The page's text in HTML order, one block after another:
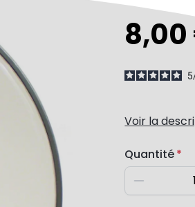
5
Voir la
Quantité
Diminuer